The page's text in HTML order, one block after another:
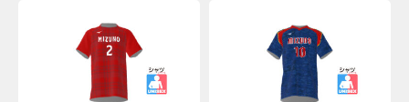
V2JQ8J0200%2FV2JQ000200.html
Actions
Actions